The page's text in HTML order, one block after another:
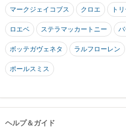
マークジェイコブス クロエ ト
ロエベ ステラマッカートニー
ボッテガヴェネタ ラルフローレン
ポールスミス
ヘルプ＆ガイド